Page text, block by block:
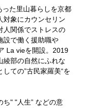
た里山暮らしを京都
対象にカウンセリン
人関係でストレスの
設で働く援助職や
La vieを開設。2019
綾部の自然にふれな
ての”古民家羅美“を
ち" "人生” などの意